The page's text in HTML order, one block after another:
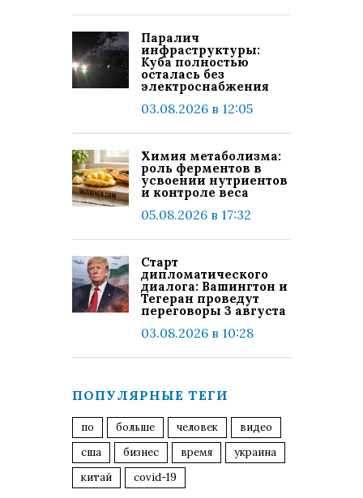
Паралич
инфраструктуры:
Куба полностью
осталась без
электроснабжения
03.08.2026 в 12:05
Химия метаболизма:
роль ферментов в
усвоении нутриентов
и контроле веса
05.08.2026 в 17:32
Старт
дипломатического
диалога: Вашингтон и
Тегеран проведут
переговоры 3 августа
03.08.2026 в 10:28
ПОПУЛЯРНЫЕ ТЕГИ
по больше человек
видео
сша
бизнес время
украина
китай
covid-19